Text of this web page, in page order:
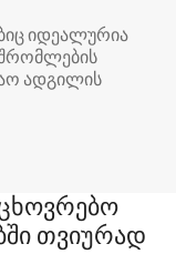
იდეალურია
ადგილის
თვიურად